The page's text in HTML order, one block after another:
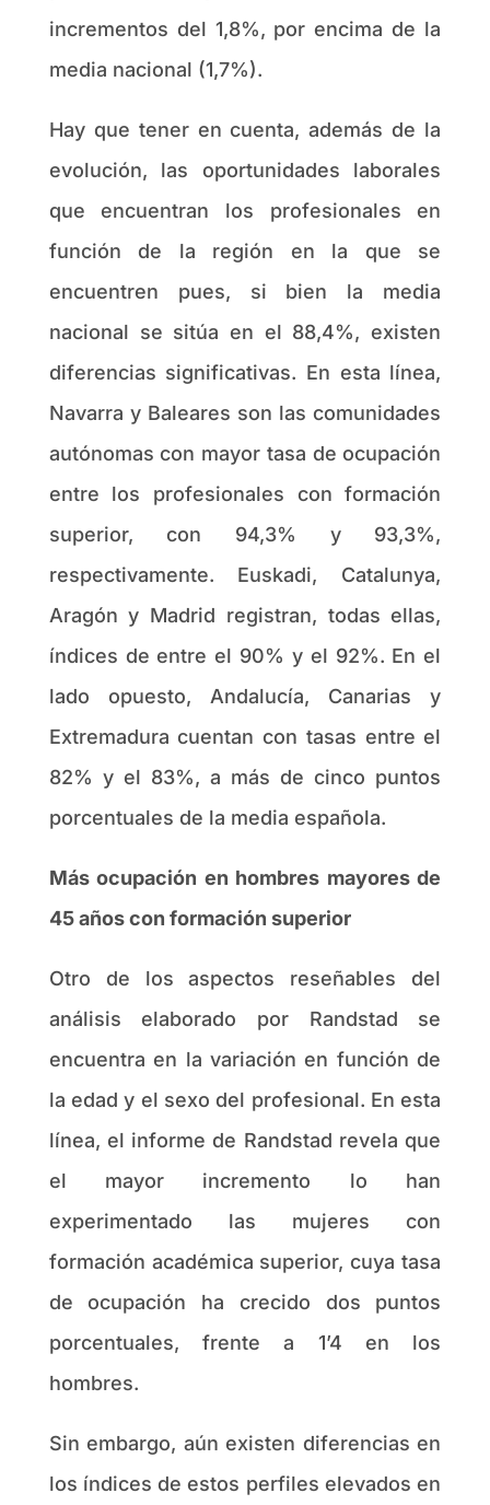
incrementos del 1,8%, por encima de la
media nacional (1,7%).
Hay que tener en cuenta, además de la
evolución, las oportunidades laborales
que encuentran los profesionales en
función de la región en la que se
encuentren pues, si bien la media
nacional se sitúa en el 88,4%, existen
diferencias significativas. En esta línea,
Navarra y Baleares son las comunidades
autónomas con mayor tasa de ocupación
entre los profesionales con formación
superior, con 94,3% y 93,3%,
respectivamente. Euskadi, Catalunya,
Aragón y Madrid registran, todas ellas,
índices de entre el 90% y el 92%. En el
lado opuesto, Andalucía, Canarias y
Extremadura cuentan con tasas entre el
82% y el 83%, a más de cinco puntos
porcentuales de la media española.
Más ocupación en hombres mayores de
45 años con formación superior
Otro de los aspectos reseñables del
análisis elaborado por Randstad se
encuentra en la variación en función de
la edad y el sexo del profesional. En esta
línea, el informe de Randstad revela que
el mayor incremento lo han
experimentado las mujeres con
formación académica superior, cuya tasa
de ocupación ha crecido dos puntos
porcentuales, frente a 1’4 en los
hombres.
Sin embargo, aún existen diferencias en
los índices de estos perfiles elevados en